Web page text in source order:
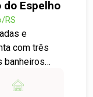
do Espelho
RS
e
banheiros
além de